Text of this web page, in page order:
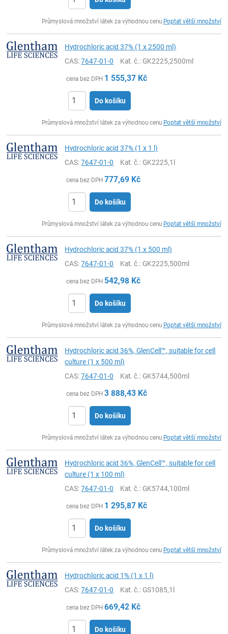
Průmyslová množství látek za výhodnou cenu Poptat větší množství
Hydrochloric acid 37% (1 x 2500 ml)
CAS:7647-01-0 Kat. č.: GK2225,2500ml
cena bez DPH 1 555,37 Kč
Do košíku
Průmyslová množství látek za výhodnou cenu Poptat větší množství
Hydrochloric acid 37% (1 x 1 l)
CAS:7647-01-0 Kat. č.: GK2225,1l
cena bez DPH 777,69 Kč
Do košíku
Průmyslová množství látek za výhodnou cenu Poptat větší množství
Hydrochloric acid 37% (1 x 500 ml)
CAS:7647-01-0 Kat. č.: GK2225,500ml
cena bez DPH 542,98 Kč
Do košíku
Průmyslová množství látek za výhodnou cenu Poptat větší množství
Hydrochloric acid 36%, GlenCell™, suitable for cell
culture (1 x 500 ml)
CAS:7647-01-0 Kat. č.: GK5744,500ml
cena bez DPH 3 888,43 Kč
Do košíku
Průmyslová množství látek za výhodnou cenu Poptat větší množství
Hydrochloric acid 36%, GlenCell™, suitable for cell
culture (1 x 100 ml)
CAS:7647-01-0 Kat. č.: GK5744,100ml
cena bez DPH 1 295,87 Kč
Do košíku
Průmyslová množství látek za výhodnou cenu Poptat větší množství
Hydrochloric acid 1% (1 x 1 l)
CAS:7647-01-0 Kat. č.: GS1085,1l
cena bez DPH 669,42 Kč
Do košíku